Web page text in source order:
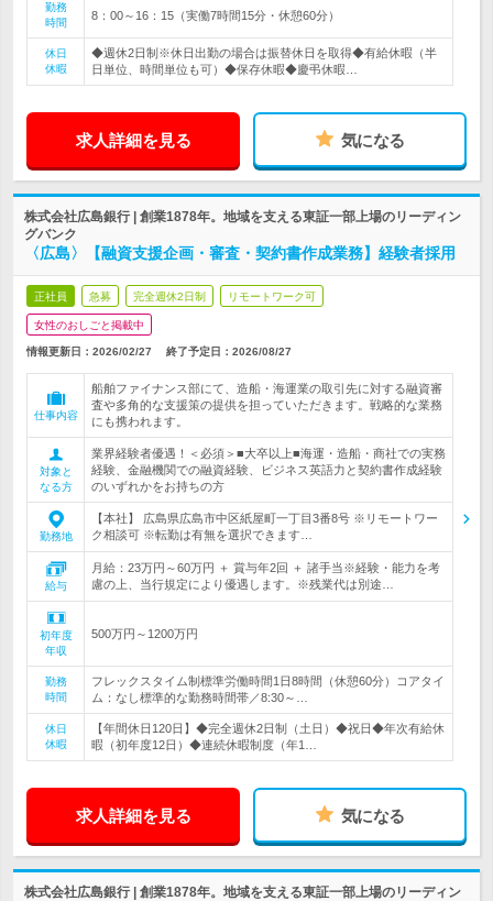
勤務
時間
8：00～16：15（実働7時間15分・休憩60分）
休日
休暇
◆週休2日制※休日出勤の場合は振替休日を取得◆有給休暇（半
日単位、時間単位も可）◆保存休暇◆慶弔休暇…
求人詳細を見る 気になる
株式会社広島銀行 | 創業1878年。地域を支える東証一部上場のリーディン
グバンク
〈広島〉【融資支援企画・審査・契約書作成業務】経験者採用
正社員 急募 完全週休2日制 リモートワーク可
女性のおしごと掲載中
情報更新日：2026/02/27 終了予定日： 2026/08/27
仕事内容
船舶ファイナンス部にて、造船・海運業の取引先に対する融資審
査や多角的な支援策の提供を担っていただきます。戦略的な業務
にも携われます。
対象と
なる方
業界経験者優遇！＜必須＞■大卒以上■海運・造船・商社での実務
経験、金融機関での融資経験、ビジネス英語力と契約書作成経験
のいずれかをお持ちの方
勤務地
【本社】 広島県広島市中区紙屋町一丁目3番8号 ※リモートワー
ク相談可 ※転勤は有無を選択できます…
給与
月給：23万円～60万円 ＋ 賞与年2回 ＋ 諸手当※経験・能力を考
慮の上、当行規定により優遇します。※残業代は別途…
初年度
年収
500万円～1200万円
勤務
時間
フレックスタイム制標準労働時間1日8時間（休憩60分）コアタイ
ム：なし標準的な勤務時間帯／8:30～…
休日
休暇
【年間休日120日】◆完全週休2日制（土日）◆祝日◆年次有給休
暇（初年度12日）◆連続休暇制度（年1…
求人詳細を見る 気になる
株式会社広島銀行 | 創業1878年。地域を支える東証一部上場のリーディン